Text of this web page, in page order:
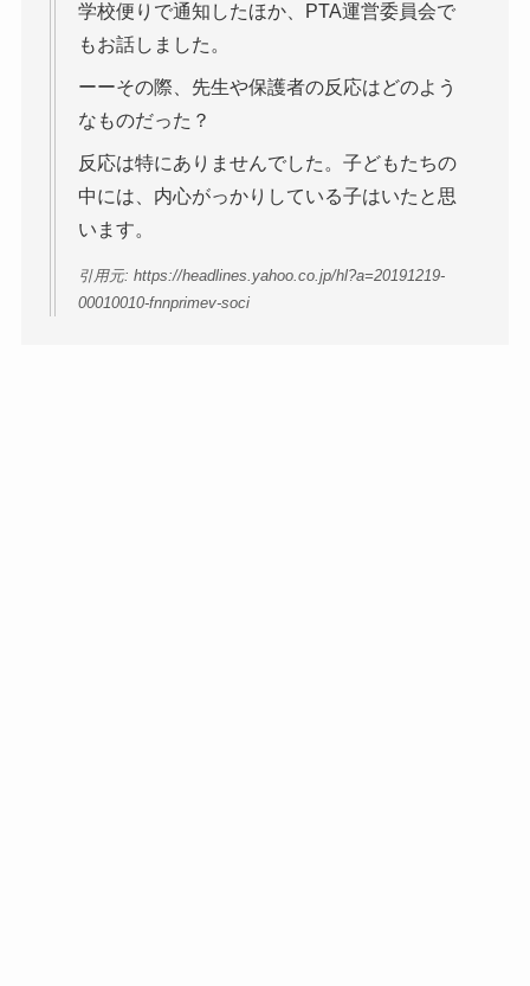
学校便りで通知したほか、PTA運営委員会で
もお話しました。
ーーその際、先生や保護者の反応はどのよう
なものだった？
反応は特にありませんでした。子どもたちの
中には、内心がっかりしている子はいたと思
います。
引用元: https://headlines.yahoo.co.jp/hl?a=20191219-
00010010-fnnprimev-soci